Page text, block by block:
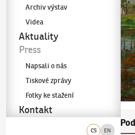
CS EN
Archiv výstav
Videa
Aktuality
Press
Napsali o nás
Tiskové zprávy
Fotky ke stažení
Kontakt
(1872–1941)